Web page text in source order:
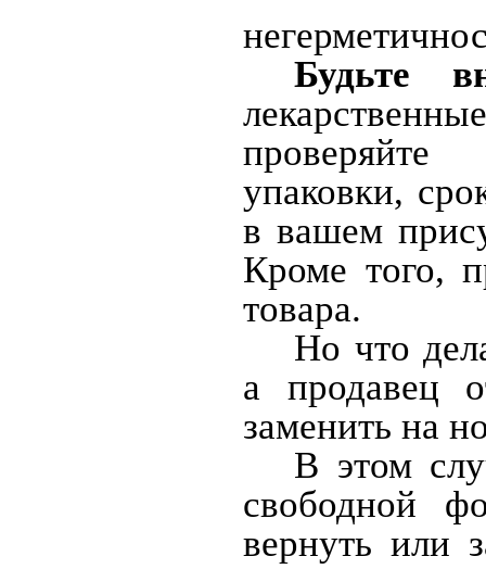
Будьте
проверяйте
упаковки,
в вашем
Кроме того,
товара.
Но что
а продавец
заменить на
В этом
свободной
вернуть или